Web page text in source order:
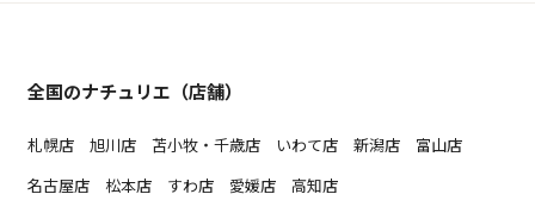
全国のナチュリエ（店舗）
札幌店 旭川店 苫小牧・千歳店 いわて店 新潟店
富山店
名古屋店
松本店 すわ店 愛媛店 高知店